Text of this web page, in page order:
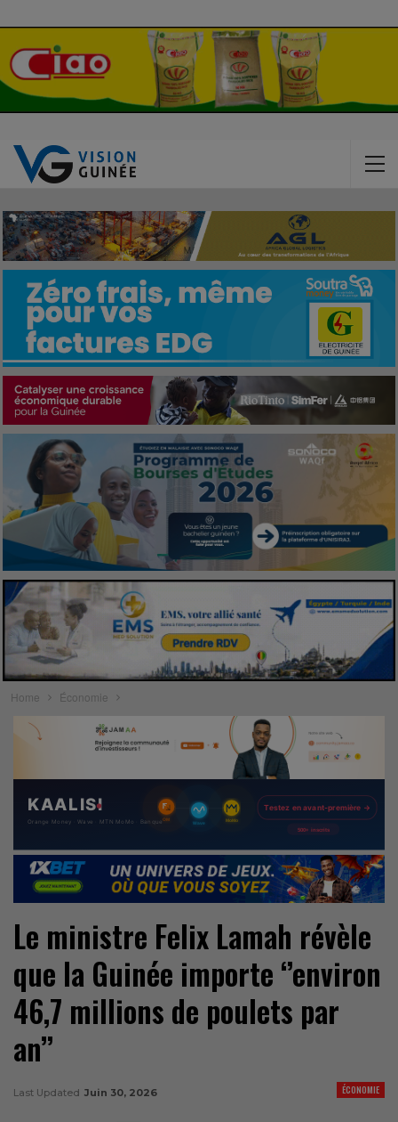
Home Économie
Le ministre Felix Lamah révèle
que la Guinée importe ‘’environ
46,7 millions de poulets par
an’’
ÉCONOMIE
Last Updated Juin 30, 2026